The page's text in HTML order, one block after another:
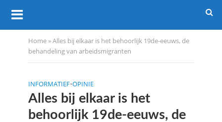
Home»Alles bij elkaar is het behoorlijk 19de-eeuws, de
behandeling van arbeidsmigranten
INFORMATIEF•OPINIE
Alles bij elkaar is het
behoorlijk 19de-eeuws, de